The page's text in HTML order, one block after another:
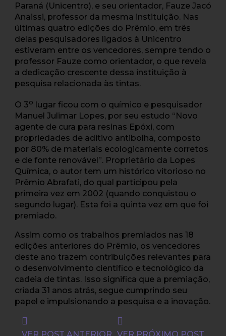
Paraná (Unicentro), e seu orientador, Fauze Jacó
Anaissi, professor da mesma instituição. Nas
últimas quatro edições do Prêmio, em três
delas pesquisadores ligados à Unicentro
estiveram entre os vencedores, sempre tendo o
professor Fauze como orientador, o que revela
a dedicação crescente dessa instituição à
pesquisa relacionada às tintas.
O 3o lugar ficou com o químico e pesquisador
Manuel Julimar Lopes, por seu estudo “Novo
agente de cura para resinas Epóxi, com
propriedades de aditivo antibolha, composto
por 80% de materiais ecologicamente corretos
e de fonte renovável”. Proprietário da Lopes
Química, o autor tem um histórico vitorioso no
Prêmio Abrafati, do qual participou pela
primeira vez em 2002 (quando conquistou o
segundo lugar). Esta foi a quinta vez em que foi
premiado.
Assim como os trabalhos premiados nas 18
edições anteriores do Prêmio, os vencedores
deste ano trazem contribuições relevantes para
o desenvolvimento científico e tecnológico da
cadeia de tintas. Isso significa que a premiação,
criada 31 anos atrás, segue cumprindo seu
papel e impulsionando a pesquisa e a inovação.